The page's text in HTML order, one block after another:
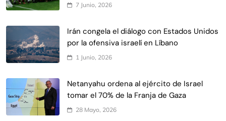
7 Junio, 2026
Irán congela el diálogo con Estados Unidos
por la ofensiva israelí en Líbano
1 Junio, 2026
Netanyahu ordena al ejército de Israel
tomar el 70% de la Franja de Gaza
28 Mayo, 2026